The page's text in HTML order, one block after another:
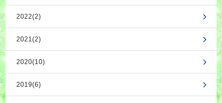
2022(2)
2021(2)
2020(10)
2019(6)